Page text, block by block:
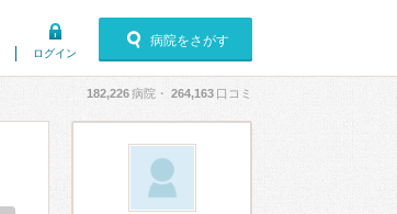
ログイン
病院をさがす
182,226病院・ 264,163 口コミ